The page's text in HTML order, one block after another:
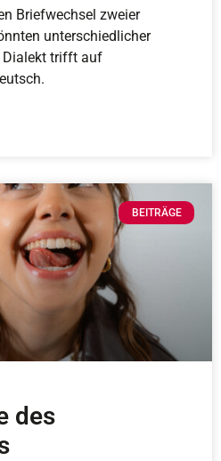
Briefwechsel zweier
unterschiedlicher
Dialekt trifft auf
BEITRÄGE
des